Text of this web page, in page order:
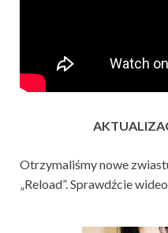
Otrzymaliśmy nowe
„Reload”. Sprawdźcie